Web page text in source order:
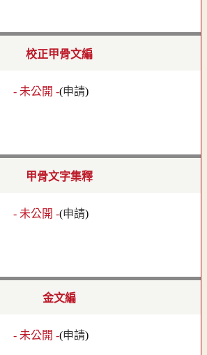
校正甲骨文編
- 未公開 -(申請)
甲骨文字集釋
- 未公開 -(申請)
金文編
- 未公開 -(申請)